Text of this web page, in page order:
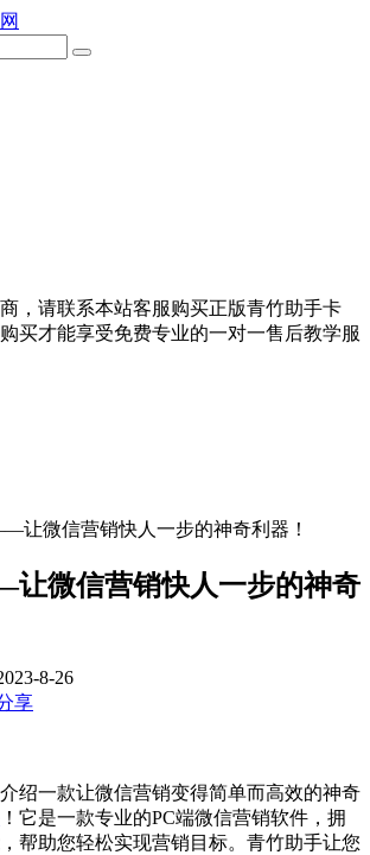
，请联系本站客服购买正版青竹助手卡
买才能享受免费专业的一对一售后教学服
让微信营销快人一步的神奇利器！
微信营销快人一步的神奇
8-26
享
绍一款让微信营销变得简单而高效的神奇
！它是一款专业的PC端微信营销软件，拥
帮助您轻松实现营销目标。青竹助手让您